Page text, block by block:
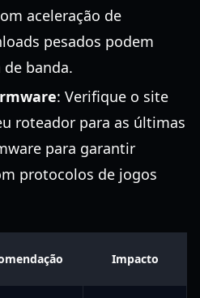
aceleração de
pesados podem
banda.
: Verifique o site
roteador para as últimas
para garantir
protocolos de jogos
Impacto